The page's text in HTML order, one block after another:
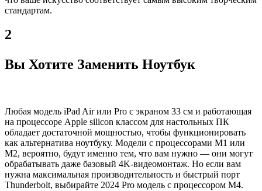
стандартам.
2
Вы Хотите Заменить Ноутбук
Любая модель iPad Air или Pro с экраном 33 см и работающая
на процессоре Apple silicon классом для настольных ПК
обладает достаточной мощностью, чтобы функционировать
как альтернатива ноутбуку. Модели с процессорами M1 или
M2, вероятно, будут именно тем, что вам нужно — они могут
обрабатывать даже базовый 4K-видеомонтаж. Но если вам
нужна максимальная производительность и быстрый порт
Thunderbolt, выбирайте 2024 Pro модель с процессором M4.